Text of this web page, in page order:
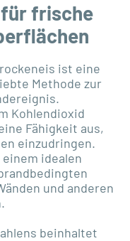
frische
ist eine
Methode zur
Kohlendioxid
Fähigkeit aus,
einzudringen.
idealen
und anderen
beinhaltet